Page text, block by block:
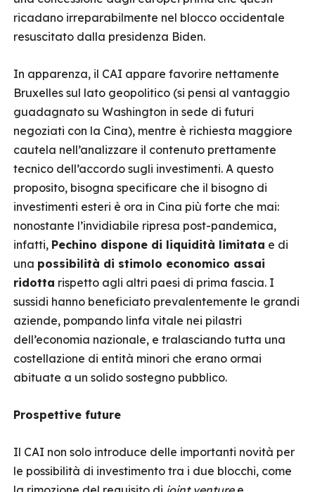
ricadano irreparabilmente nel blocco occidentale
resuscitato dalla presidenza Biden.
In apparenza, il CAI appare favorire nettamente
Bruxelles sul lato geopolitico (si pensi al vantaggio
guadagnato su Washington in sede di futuri
negoziati con la Cina), mentre è richiesta maggiore
cautela nell’analizzare il contenuto prettamente
tecnico dell’accordo sugli investimenti. A questo
proposito, bisogna specificare che il bisogno di
investimenti esteri è ora in Cina più forte che mai:
nonostante l’invidiabile ripresa post-pandemica,
infatti, Pechino dispone di liquidità limitata e di
una possibilità di stimolo economico assai
ridotta rispetto agli altri paesi di prima fascia. I
sussidi hanno beneficiato prevalentemente le grandi
aziende, pompando linfa vitale nei pilastri
dell’economia nazionale, e tralasciando tutta una
costellazione di entità minori che erano ormai
abituate a un solido sostegno pubblico.
Prospettive future
Il CAI non solo introduce delle importanti novità per
le possibilità di investimento tra i due blocchi, come